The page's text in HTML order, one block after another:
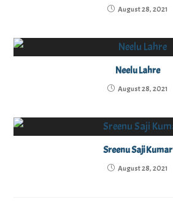
August 28, 2021
Neelu Lahre
August 28, 2021
Sreenu Saji Kumar
August 28, 2021